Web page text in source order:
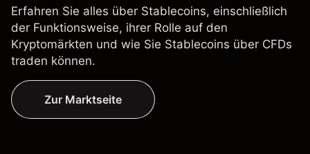
Erfahren Sie alles über Stablecoins, einschließlich
der Funktionsweise, ihrer Rolle auf den
Kryptomärkten und wie Sie Stablecoins über CFDs
traden können.
Zur Marktseite